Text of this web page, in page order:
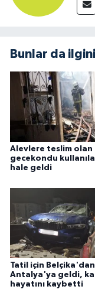
Bunlar da
Alevlere teslim olan
gecekondu
hale geldi
Tatil için Belçika'dan
Antalya'ya geldi,
hayatını kaybetti